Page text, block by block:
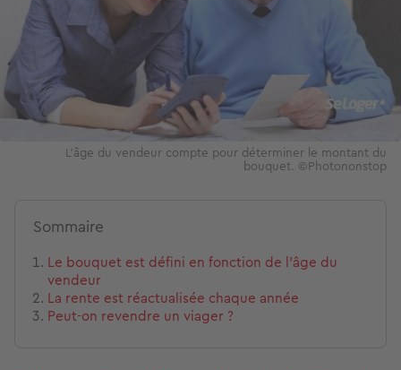
L'âge du vendeur compte pour déterminer le montant du
bouquet. ©Photononstop
Sommaire
Le bouquet est défini en fonction de l’âge du
vendeur
La rente est réactualisée chaque année
Peut-on revendre un viager ?